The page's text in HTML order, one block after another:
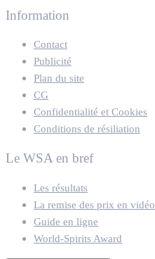
Information
Contact
Publicité
Plan du site
CG
Confidentialité et Cookies
Conditions de résiliation
Le WSA en bref
Les résultats
La remise des prix en vidéo
Guide en ligne
World-Spirits Award